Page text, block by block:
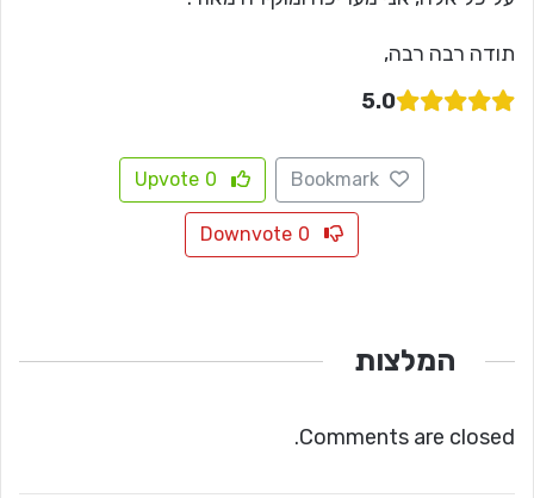
תודה רבה רבה,
5.0
Bookmark
Upvote 0
Downvote 0
המלצות
Comments are closed.